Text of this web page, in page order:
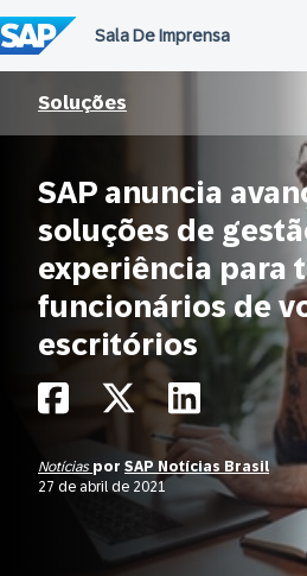
para
o
conteúdo
Soluções
SAP anuncia
soluções de
experiência para
funcionários de
escritórios
Notícias por SAP Notícias Brasil
27 de abril de 2021